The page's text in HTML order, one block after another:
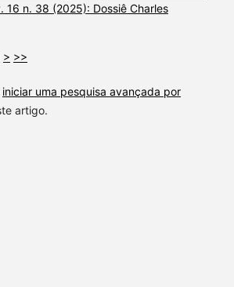
16 n. 38 (2025): Dossiê Charles
> >>
iniciar uma pesquisa avançada por
artigo.